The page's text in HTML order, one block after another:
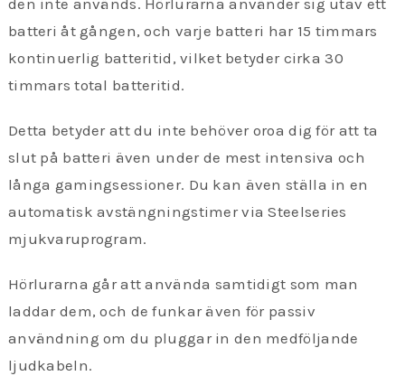
den inte används. Hörlurarna använder sig utav ett
batteri åt gången, och varje batteri har 15 timmars
kontinuerlig batteritid, vilket betyder cirka 30
timmars total batteritid.
Detta betyder att du inte behöver oroa dig för att ta
slut på batteri även under de mest intensiva och
långa gamingsessioner. Du kan även ställa in en
automatisk avstängningstimer via Steelseries
mjukvaruprogram.
Hörlurarna går att använda samtidigt som man
laddar dem, och de funkar även för passiv
användning om du pluggar in den medföljande
ljudkabeln.